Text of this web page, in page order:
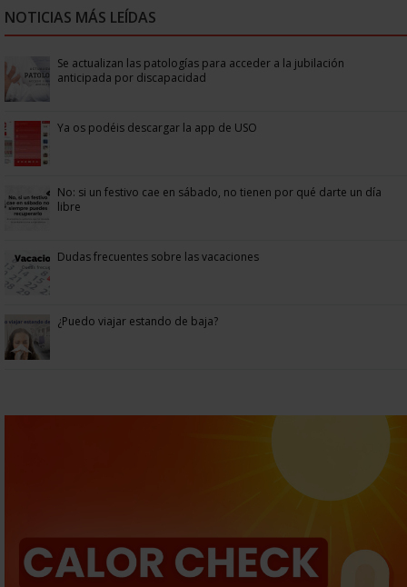
NOTICIAS MÁS LEÍDAS
Se actualizan las patologías para acceder a la jubilación
anticipada por discapacidad
Ya os podéis descargar la app de USO
No: si un festivo cae en sábado, no tienen por qué darte un día
libre
Dudas frecuentes sobre las vacaciones
¿Puedo viajar estando de baja?